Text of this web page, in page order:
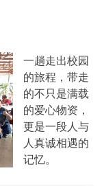
一趟走出校园
的旅程，带走
的不只是满载
的爱心物资，
更是一段人与
人真诚相遇的
记忆。